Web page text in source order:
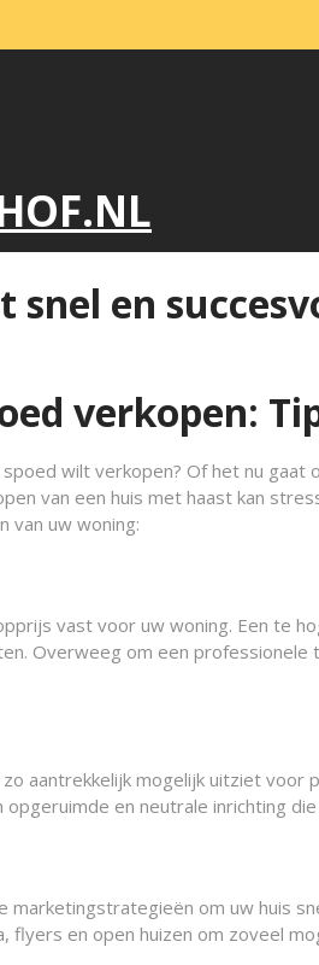
snel en
verkopen:
wilt verkopen? Of het nu gaat
van een huis met haast kan
van uw woning:
vast voor uw woning. Een te
Overweeg om een
aantrekkelijk mogelijk uitziet voor
en neutrale inrichting
marketingstrategieën om uw huis
flyers en open huizen om zoveel